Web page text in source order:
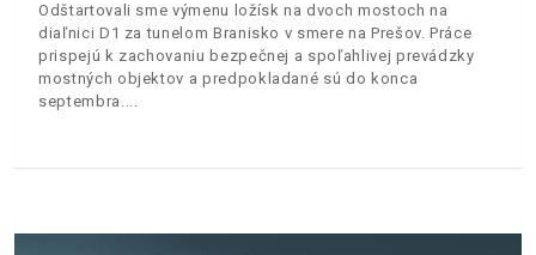
Odštartovali sme výmenu ložísk na dvoch mostoch na
diaľnici D1 za tunelom Branisko v smere na Prešov. Práce
prispejú k zachovaniu bezpečnej a spoľahlivej prevádzky
mostných objektov a predpokladané sú do konca
septembra.